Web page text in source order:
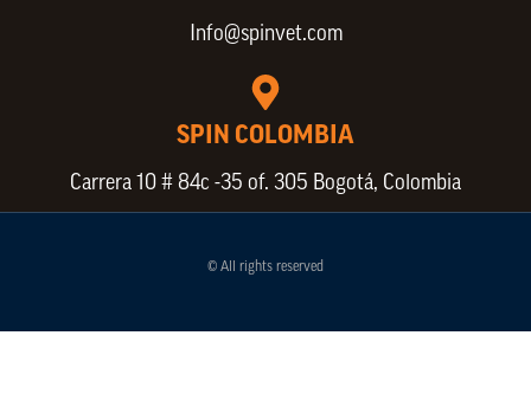
Info@spinvet.com
SPIN COLOMBIA
Carrera 10 # 84c -35 of. 305 Bogotá, Colombia
© All rights reserved